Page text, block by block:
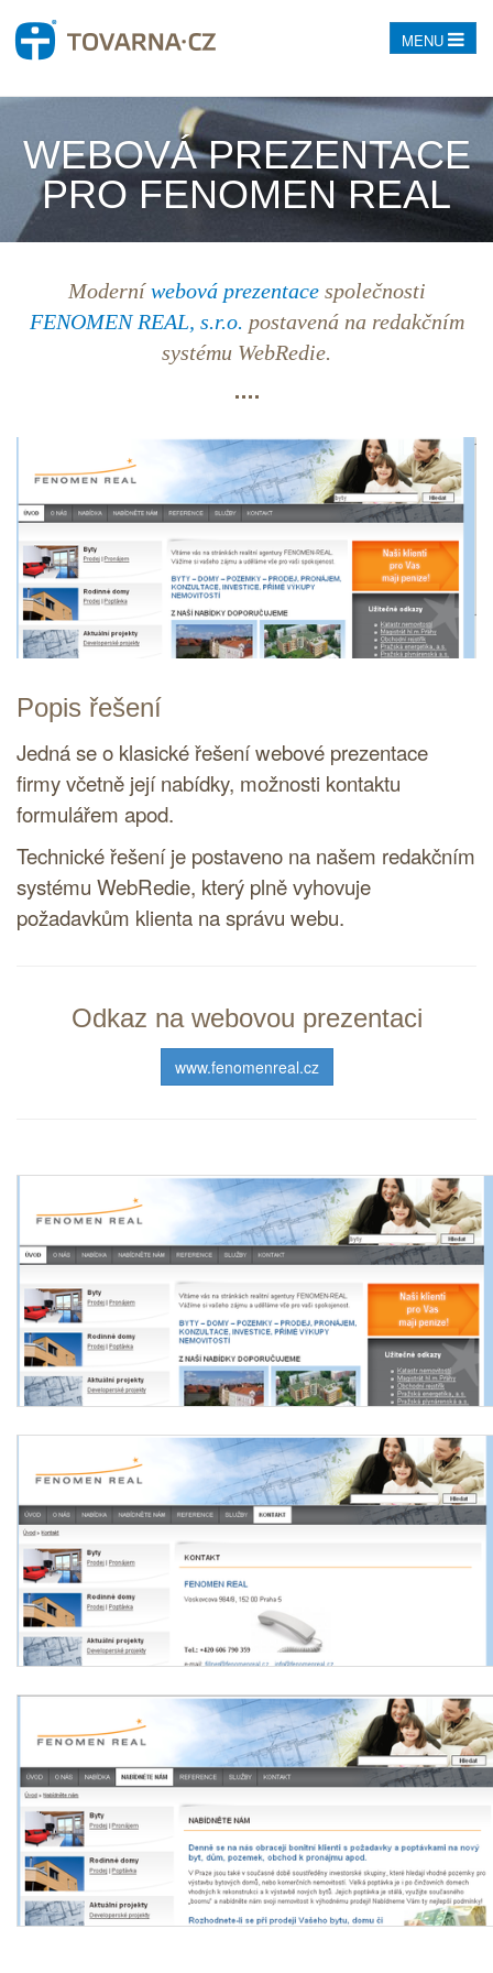
MENU
WEBOVÁ PREZENTACE
PRO FENOMEN REAL
Moderníwebová prezentacespolečnosti
FENOMEN REAL, s.r.o. postavená na redakčním
systému WebRedie.
Popis řešení
Jedná se o klasické řešení webové prezentace
firmy včetně její nabídky, možnosti kontaktu
formulářem apod.
Technické řešení je postaveno na našem redakčním
systému WebRedie, který plně vyhovuje
požadavkům klienta na správu webu.
Odkaz na webovou prezentaci
www.fenomenreal.cz